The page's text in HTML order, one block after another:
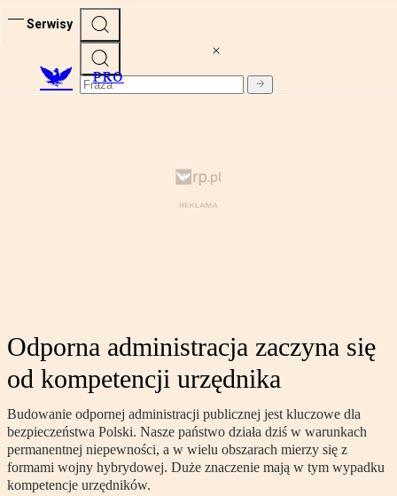
Serwisy
PRO
Odporna administracja zaczyna się
od kompetencji urzędnika
Budowanie odpornej administracji publicznej jest kluczowe dla
bezpieczeństwa Polski. Nasze państwo działa dziś w warunkach
permanentnej niepewności, a w wielu obszarach mierzy się z
formami wojny hybrydowej. Duże znaczenie mają w tym wypadku
kompetencje urzędników.